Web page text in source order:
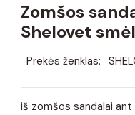
Zomšos
Shelovet
Prekės ženklas:
iš zomšos sandalai